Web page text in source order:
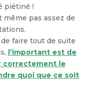
piétiné !
même pas assez de
faire tout de suite
l’important est de
correctement le
quoi que ce soit